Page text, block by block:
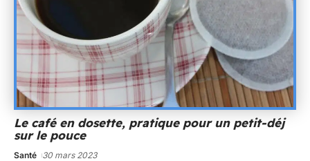
Le café en dosette, pratique pour un petit-déj
sur le pouce
Santé 30 mars 2023